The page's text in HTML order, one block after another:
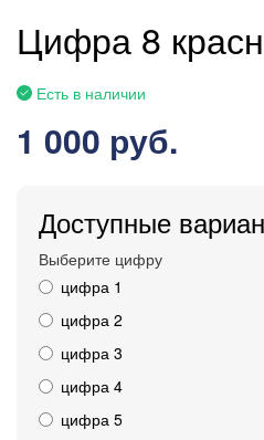
Цифра 8
Есть в наличии
1 000 руб.
Доступные
Выберите цифру
цифра 1
цифра 2
цифра 3
цифра 4
цифра 5